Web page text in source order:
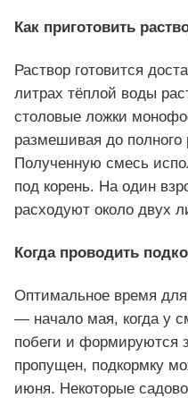
Как приготовить
Раствор готовится
литрах тёплой воды
столовые ложки
размешивая до полного
Полученную смесь
под корень. На один
расходуют около двух
Когда проводить
Оптимальное время для
— начало мая, когда у
побеги и формируются
пропущен, подкормку
июня. Некоторые